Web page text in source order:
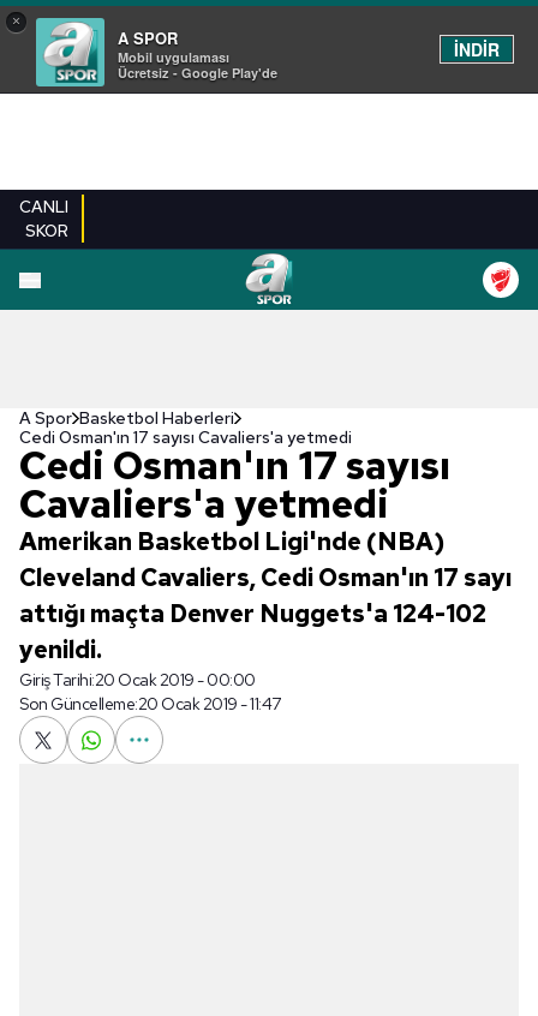
×
A SPOR
Mobil uygulaması
Ücretsiz - Google Play'de
İNDİR
CANLI
SKOR
A Spor Basketbol Haberleri
Cedi Osman'ın 17 sayısı Cavaliers'a yetmedi
Cedi Osman'ın 17 sayısı
Cavaliers'a yetmedi
Amerikan Basketbol Ligi'nde (NBA)
Cleveland Cavaliers, Cedi Osman'ın 17 sayı
attığı maçta Denver Nuggets'a 124-102
yenildi.
Giriş Tarihi:20 Ocak 2019 - 00:00
Son Güncelleme:20 Ocak 2019 - 11:47